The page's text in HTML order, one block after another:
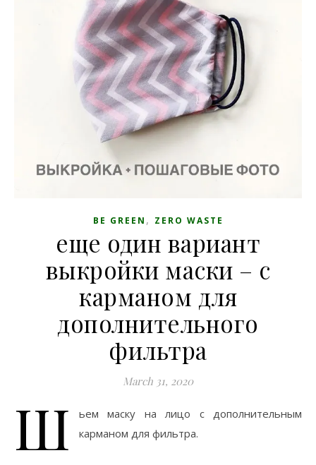
BE GREEN , ZERO WASTE
еще один вариант
выкройки маски – с
карманом для
дополнительного
фильтра
March 31, 2020
Ш
ьем маску на лицо с дополнительным
карманом для фильтра.